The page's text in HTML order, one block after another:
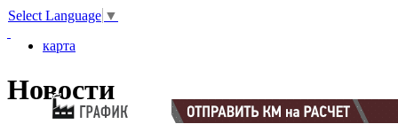
Select Language ▼
карта
Новости